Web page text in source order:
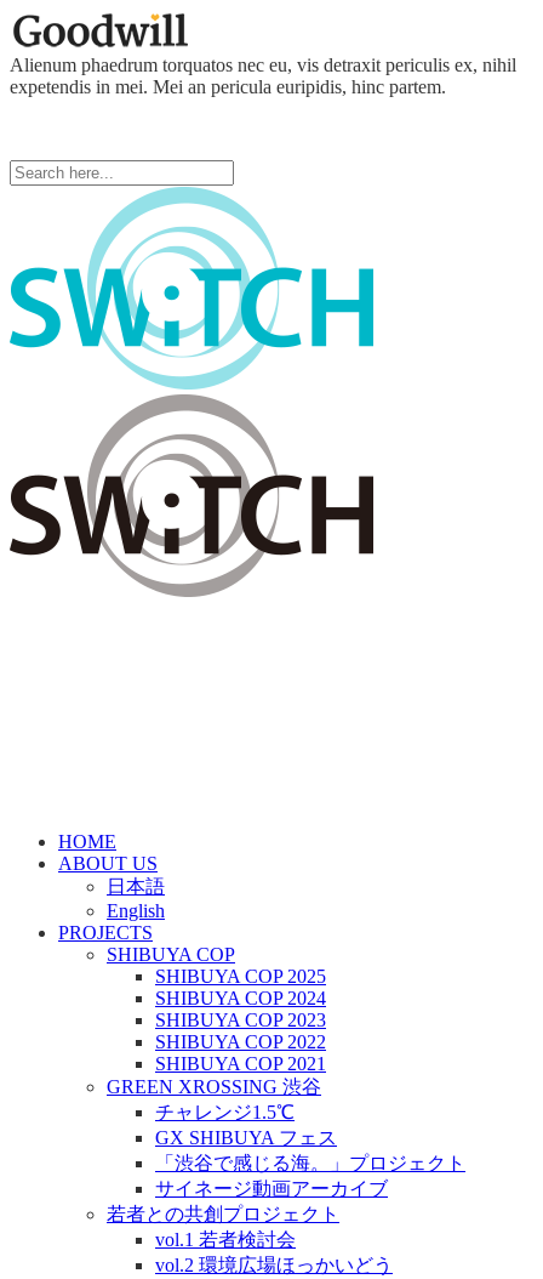
Alienum phaedrum torquatos nec eu, vis detraxit periculis ex, nihil
expetendis in mei. Mei an pericula euripidis, hinc partem.
HOME
ABOUT US
日本語
English
PROJECTS
SHIBUYA COP
SHIBUYA COP 2025
SHIBUYA COP 2024
SHIBUYA COP 2023
SHIBUYA COP 2022
SHIBUYA COP 2021
GREEN XROSSING 渋谷
チャレンジ1.5℃
GX SHIBUYA フェス
「渋谷で感じる海。」プロジェクト
サイネージ動画アーカイブ
若者との共創プロジェクト
vol.1 若者検討会
vol.2 環境広場ほっかいどう